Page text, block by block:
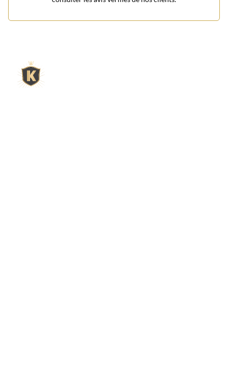
King Matériaux, entreprise familiale basée à Rognac,
vous propose un large choix de matériaux en ligne :